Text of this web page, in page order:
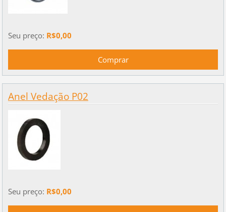
Seu preço: R$0,00
Anel Vedação P02
Seu preço: R$0,00